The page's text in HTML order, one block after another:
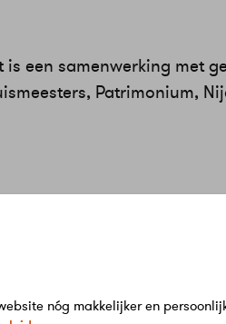
nóg makkelijker en
is een samenwerking met
Patrimonium,
Gegevens wijzigen